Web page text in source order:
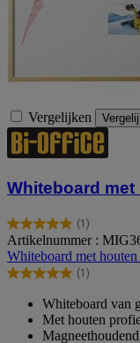
Vergelijken
Whiteboard
(1)
5.0
van
de
5
beoordeling
Artikelnummer :
Whiteboard met
(1)
5.0
Whiteboard van
Met houten